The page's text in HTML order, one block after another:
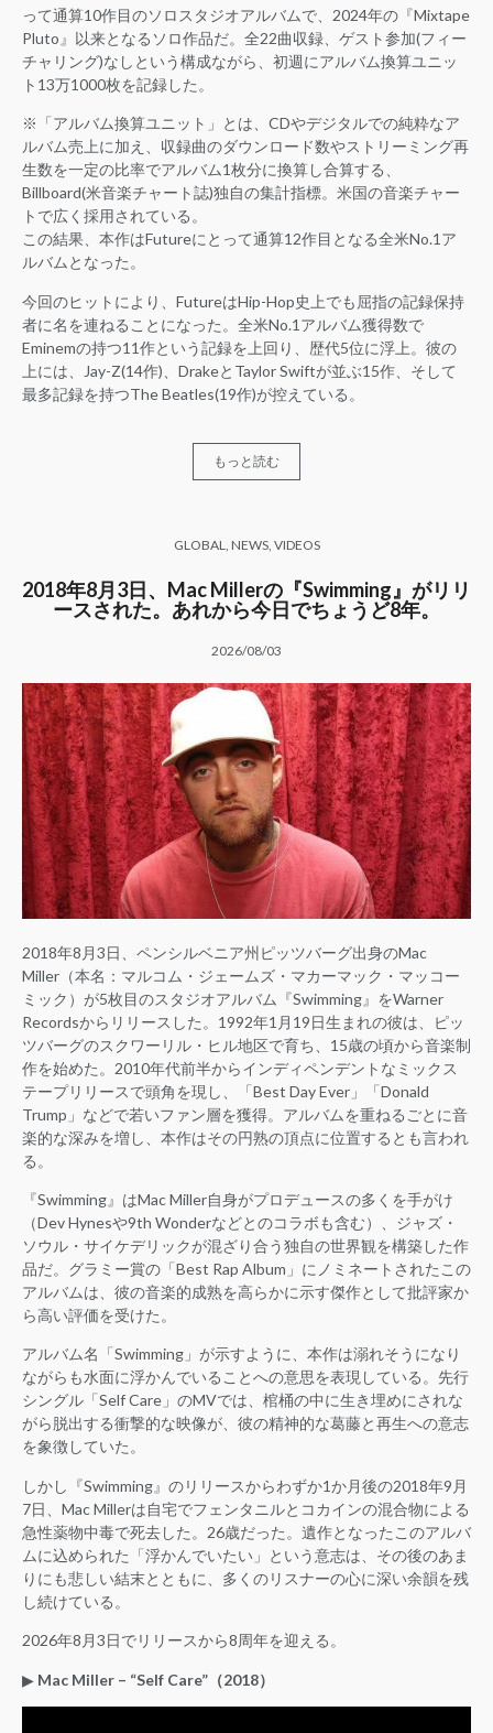
って通算10作目のソロスタジオアルバムで、2024年の『Mixtape
Pluto』以来となるソロ作品だ。全22曲収録、ゲスト参加(フィー
チャリング)なしという構成ながら、初週にアルバム換算ユニッ
ト13万1000枚を記録した。
※「アルバム換算ユニット」とは、CDやデジタルでの純粋なア
ルバム売上に加え、収録曲のダウンロード数やストリーミング再
生数を一定の比率でアルバム1枚分に換算し合算する、
Billboard(米音楽チャート誌)独自の集計指標。米国の音楽チャー
トで広く採用されている。
この結果、本作はFutureにとって通算12作目となる全米No.1ア
ルバムとなった。
今回のヒットにより、FutureはHip-Hop史上でも屈指の記録保持
者に名を連ねることになった。全米No.1アルバム獲得数で
Eminemの持つ11作という記録を上回り、歴代5位に浮上。彼の
上には、Jay-Z(14作)、DrakeとTaylor Swiftが並ぶ15作、そして
最多記録を持つThe Beatles(19作)が控えている。
もっと読む
GLOBAL, NEWS, VIDEOS
2018年8月3日、Mac Millerの『Swimming』がリリ
ースされた。あれから今日でちょうど8年。
2026/08/03
2018年8月3日、ペンシルベニア州ピッツバーグ出身のMac
Miller（本名：マルコム・ジェームズ・マカーマック・マッコー
ミック）が5枚目のスタジオアルバム『Swimming』をWarner
Recordsからリリースした。1992年1月19日生まれの彼は、ピッ
ツバーグのスクワーリル・ヒル地区で育ち、15歳の頃から音楽制
作を始めた。2010年代前半からインディペンデントなミックス
テープリリースで頭角を現し、「Best Day Ever」「Donald
Trump」などで若いファン層を獲得。アルバムを重ねるごとに音
楽的な深みを増し、本作はその円熟の頂点に位置するとも言われ
る。
『Swimming』はMac Miller自身がプロデュースの多くを手がけ
（Dev Hynesや9th Wonderなどとのコラボも含む）、ジャズ・
ソウル・サイケデリックが混ざり合う独自の世界観を構築した作
品だ。グラミー賞の「Best Rap Album」にノミネートされたこの
アルバムは、彼の音楽的成熟を高らかに示す傑作として批評家か
ら高い評価を受けた。
アルバム名「Swimming」が示すように、本作は溺れそうになり
ながらも水面に浮かんでいることへの意思を表現している。先行
シングル「Self Care」のMVでは、棺桶の中に生き埋めにされな
がら脱出する衝撃的な映像が、彼の精神的な葛藤と再生への意志
を象徴していた。
しかし『Swimming』のリリースからわずか1か月後の2018年9月
7日、Mac Millerは自宅でフェンタニルとコカインの混合物による
急性薬物中毒で死去した。26歳だった。遺作となったこのアルバ
ムに込められた「浮かんでいたい」という意志は、その後のあま
りにも悲しい結末とともに、多くのリスナーの心に深い余韻を残
し続けている。
2026年8月3日でリリースから8周年を迎える。
▶︎ Mac Miller – “Self Care”（2018）